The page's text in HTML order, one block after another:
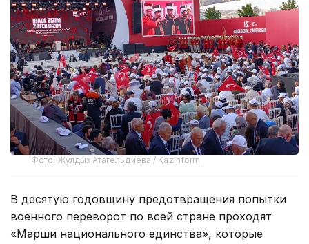
Фото: Жулдыз Атагельдиева / Kazinform
В десятую годовщину предотвращения попытки
военного переворот по всей стране проходят
«Марши национального единства», которые